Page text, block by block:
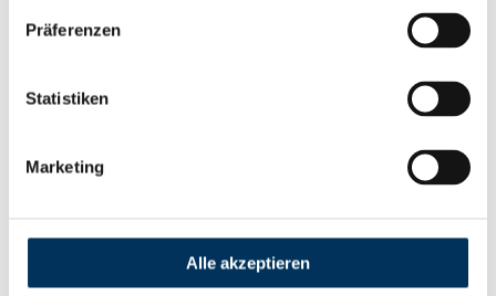
Präferenzen
Statistiken
Marketing
Alle akzeptieren
für die tolle Arbeit, die ihr jeden Tag leistet. Ohne
besondere Auszeichnung nicht für uns gewinnen